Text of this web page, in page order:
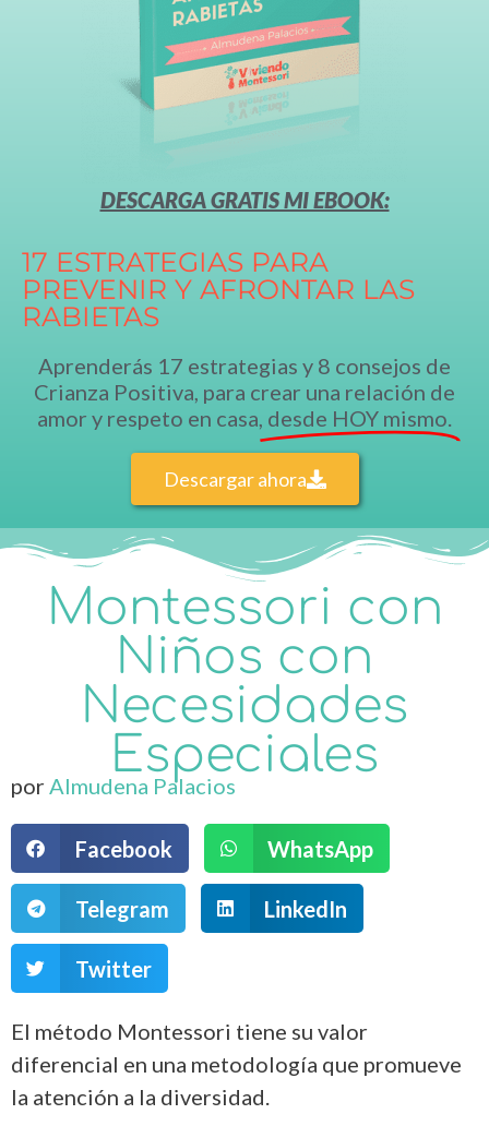
DESCARGA GRATIS MI EBOOK:
17 ESTRATEGIAS PARA
PREVENIR Y AFRONTAR LAS
RABIETAS
Aprenderás 17 estrategias y 8 consejos de
Crianza Positiva, para crear una relación de
amor y respeto en casa, desde HOY mismo.
Descargar ahora
Montessori con
Niños con
Necesidades
Especiales
por Almudena Palacios
Facebook WhatsApp
Telegram LinkedIn
Twitter
El método Montessori tiene su valor
diferencial en una metodología que promueve
la atención a la diversidad.